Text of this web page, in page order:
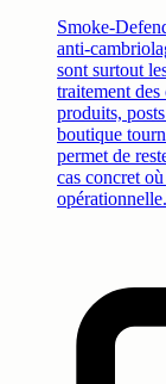
Smoke-
anti-
sont surtout
traitement
produits,
boutique
permet de
cas concret
opérationnelle.